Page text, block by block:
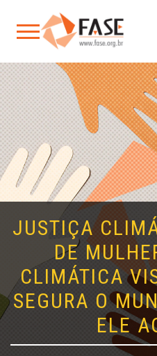
JUSTIÇA
DE
CLIMÁTICA
SEGURA O
ELE